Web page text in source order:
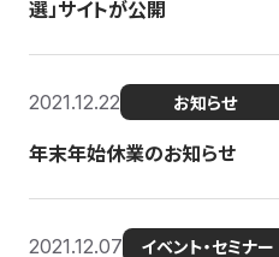
選」サイトが公開
2021.12.22 お知らせ
年末年始休業のお知らせ
2021.12.07 イベント・セミナー